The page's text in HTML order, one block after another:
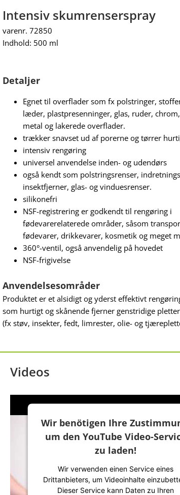
Intensiv skumrenserspray
varenr. 72850
Indhold: 500 ml
Detaljer
Egnet til overflader som fx polstringer,
læder, plastpresenninger, glas, ruder,
metal og lakerede overflader.
trækker snavset ud af porerne og tørrer
intensiv rengøring
universel anvendelse inden- og udendørs
også kendt som polstringsrenser,
insektfjerner, glas- og vinduesrenser.
silikonefri
NSF-registrering er godkendt til rengøring i
fødevarerelaterede områder, såsom
fødevarer, drikkevarer, kosmetik og meget
360°-ventil, også anvendelig på hovedet
NSF-frigivelse
Anvendelsesområder
Produktet er et alsidigt og yderst effektivt
som hurtigt og skånende fjerner genstridige
(fx støv, insekter, fedt, limrester, olie- og
Videos
Wir benötigen Ihre
um den YouTube Video-
zu laden!
Wir verwenden einen Service eines
Drittanbieters, um Videoinhalte
Dieser Service kann Daten zu Ihren